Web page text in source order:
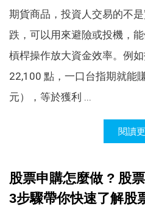
期貨商品，投資人交易的不
跌，可以用來避險或投機，
槓桿操作放大資金效率。例
22,100 點，一口台指期就能
元），等於獲利 ...
閱讀
股票申購怎麼做 ? 股
3步驟帶你快速了解股